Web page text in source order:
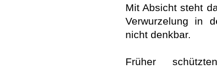
Mit Absicht steht
Verwurzelung in
nicht denkbar.
Früher